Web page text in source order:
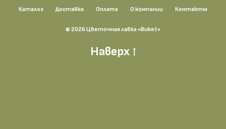
Каталог Доставка Оплата О компании Контакты
© 2026 Цветочная лавка «Buket»
Наверх